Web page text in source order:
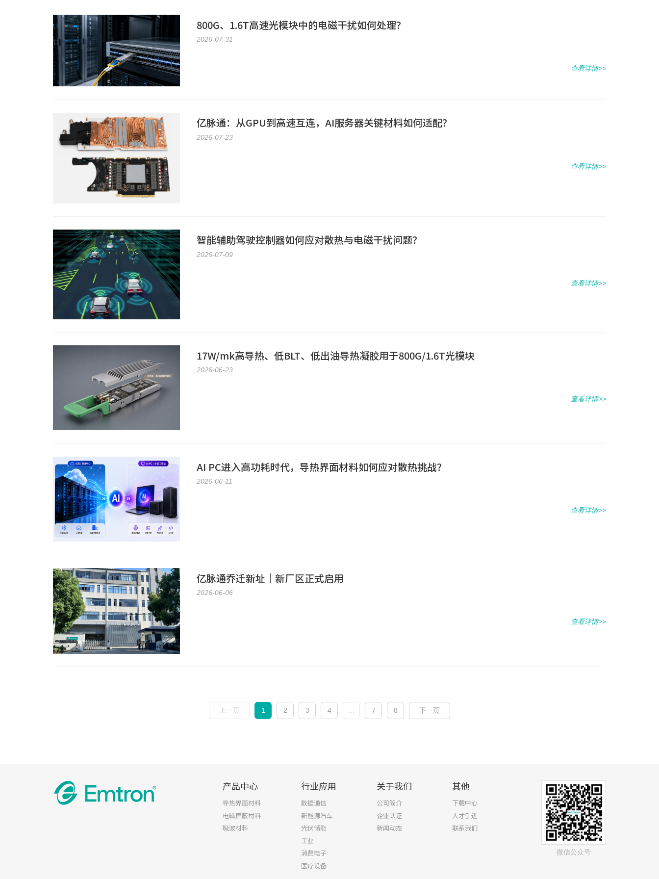
800G、1.6T高速光模块中的电磁干扰如何处理？
2026-07-31
查看详情>>
亿脉通：从GPU到高速互连，AI服务器关键材料如何适配？
2026-07-23
查看详情>>
智能辅助驾驶控制器如何应对散热与电磁干扰问题？
2026-07-09
查看详情>>
17W/mk高导热、低BLT、低出油导热凝胶用于800G/1.6T光模块
2026-06-23
查看详情>>
AI PC进入高功耗时代，导热界面材料如何应对散热挑战？
2026-06-11
查看详情>>
亿脉通乔迁新址｜新厂区正式启用
2026-06-06
查看详情>>
上一页 1 2 3 4 7 8 下一页
产品中心
导热界面材料
电磁屏蔽材料
吸波材料
行业应用
数据通信
新能源汽车
光伏储能
工业
消费电子
医疗设备
关于我们
公司简介
企业认证
新闻动态
其他
下载中心
人才引进
联系我们
微信公众号